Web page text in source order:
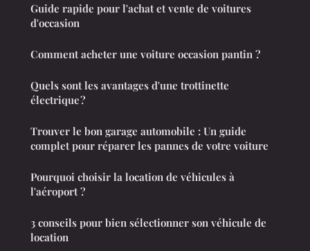
Guide rapide pour l'achat et vente de voitures
d'occasion
Comment acheter une voiture occasion pantin ?
Quels sont les avantages d'une trottinette
électrique ?
Trouver le bon garage automobile : Un guide
complet pour réparer les pannes de votre voiture
Pourquoi choisir la location de véhicules à
l'aéroport ?
3 conseils pour bien sélectionner son véhicule de
location